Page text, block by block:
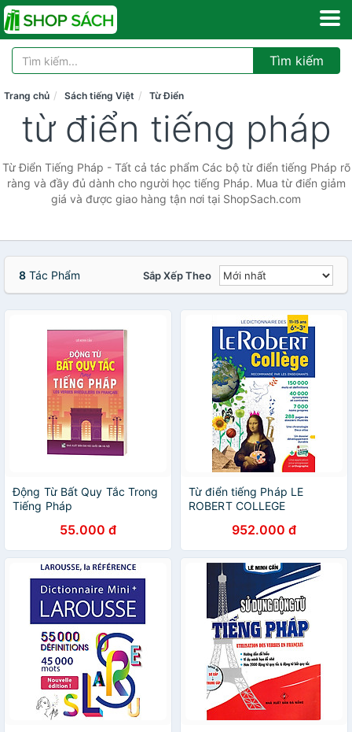
Tìm kiếm
Trang chủ Sách tiếng Việt Từ Điển
từ điển tiếng pháp
Từ Điển Tiếng Pháp - Tất cả tác phẩm Các bộ từ điển tiếng Pháp rõ
ràng và đầy đủ dành cho người học tiếng Pháp. Mua từ điển giảm
giá và được giao hàng tận nơi tại ShopSach.com
8 Tác Phẩm Sắp Xếp Theo
Động Từ Bất Quy Tắc Trong
Tiếng Pháp
55.000 đ
Từ điển tiếng Pháp LE
ROBERT COLLEGE
952.000 đ